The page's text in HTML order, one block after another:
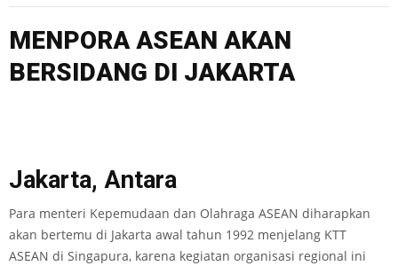
MENPORA ASEAN AKAN
BERSIDANG DI JAKARTA
Jakarta, Antara
Para menteri Kepemudaan dan Olahraga ASEAN diharapkan
akan bertemu di Jakarta awal tahun 1992 menjelang KTT
ASEAN di Singapura, karena kegiatan organisasi regional ini